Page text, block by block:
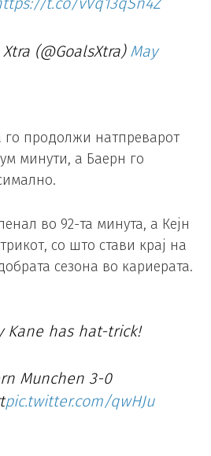
(@GoalsXtra) May
го продолжи натпреварот
минути, а Баерн го
во 92-та минута, а Кејн
со што стави крај на
сезона во кариерата.
Kane has hat-trick!
Munchen 3-0
pic.twitter.com/qwHJu